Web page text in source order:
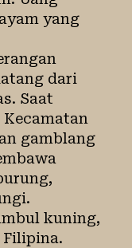
yang
dari
Saat
gamblang
kuning,
Filipina.